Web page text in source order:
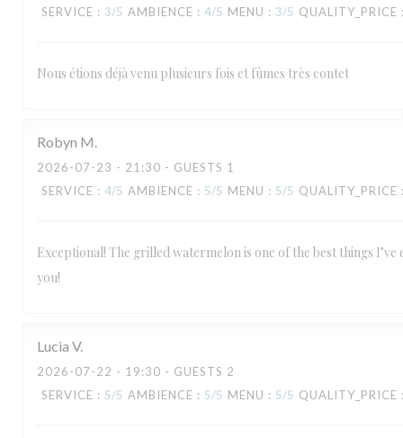
SERVICE : 3/5 AMBIENCE : 4/5 MENU : 3/5 QUALITY_PRICE
Nous étions déjà venu plusieurs fois et fûmes très contet
Robyn M
2026-07-23 - 21:30 - GUESTS 1
SERVICE : 4/5 AMBIENCE : 5/5 MENU : 5/5 QUALITY_PRICE
Exceptional! The grilled watermelon is one of the best things I’ve
you!
Lucia V
2026-07-22 - 19:30 - GUESTS 2
SERVICE : 5/5 AMBIENCE : 5/5 MENU : 5/5 QUALITY_PRICE